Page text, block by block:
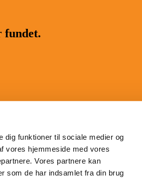
dig funktioner til sociale medier og
vores hjemmeside med vores
Vores partnere kan
som de har indsamlet fra din brug